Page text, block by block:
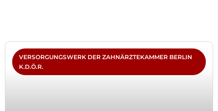
VERSORGUNGSWERK DER ZAHNÄRZTEKAMMER BERLIN
K.D.Ö.R.
SeiteSeiteSeiteSeite